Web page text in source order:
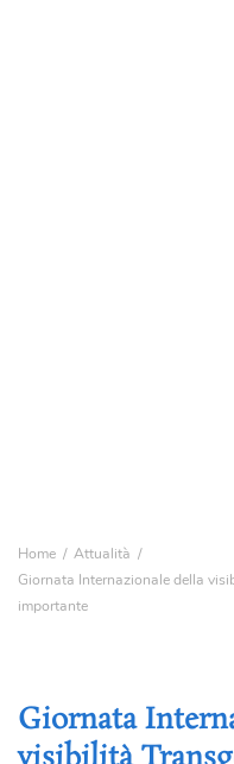
Home
Attualità
Giornata Internazionale della
importante
Giornata